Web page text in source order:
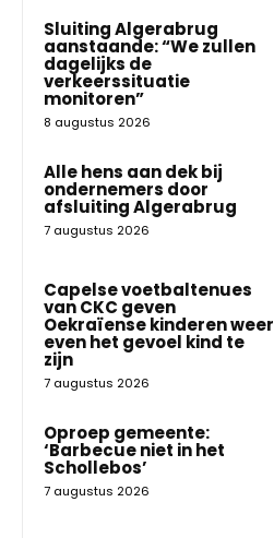
Sluiting Algerabrug
aanstaande: “We zullen
dagelijks de
verkeerssituatie
monitoren”
8 augustus 2026
Alle hens aan dek bij
ondernemers door
afsluiting Algerabrug
7 augustus 2026
Capelse voetbaltenues
van CKC geven
Oekraïense kinderen weer
even het gevoel kind te
zijn
7 augustus 2026
Oproep gemeente:
‘Barbecue niet in het
Schollebos’
7 augustus 2026